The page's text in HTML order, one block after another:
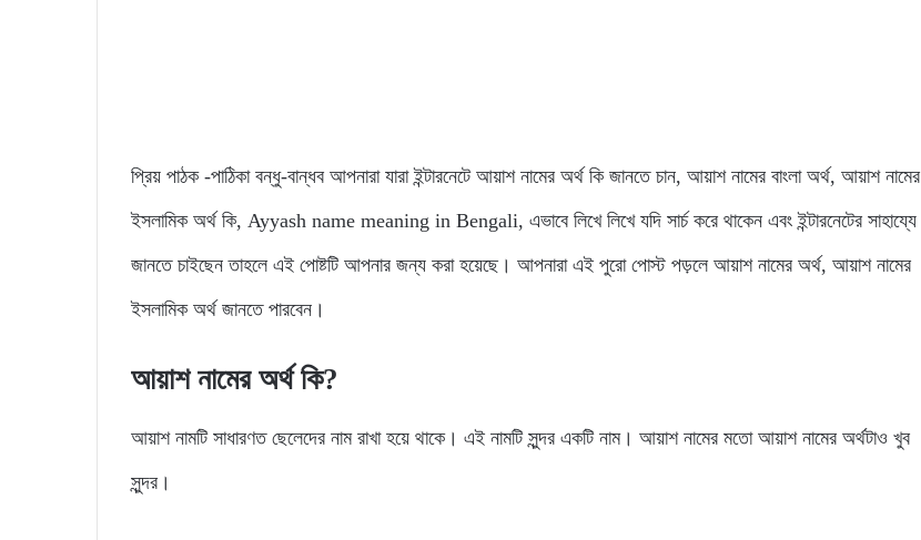
প্রিয় পাঠক -পাঠিকা বন্ধু-বান্ধব আপনারা যারা ইন্টারনেটে আয়াশ নামের অর্থ কি জানতে চান, আয়াশ নামের বাংলা অর্থ, আয়াশ নামের
ইসলামিক অর্থ কি, Ayyash name meaning in Bengali, এভাবে লিখে লিখে যদি সার্চ করে থাকেন এবং ইন্টারনেটের সাহায্যে
জানতে চাইছেন তাহলে এই পোষ্টটি আপনার জন্য করা হয়েছে। আপনারা এই পুরো পোস্ট পড়লে আয়াশ নামের অর্থ, আয়াশ নামের
ইসলামিক অর্থ জানতে পারবেন।
আয়াশ নামের অর্থ কি?
আয়াশ নামটি সাধারণত ছেলেদের নাম রাখা হয়ে থাকে। এই নামটি সুন্দর একটি নাম। আয়াশ নামের মতো আয়াশ নামের অর্থটাও খুব
সুন্দর।